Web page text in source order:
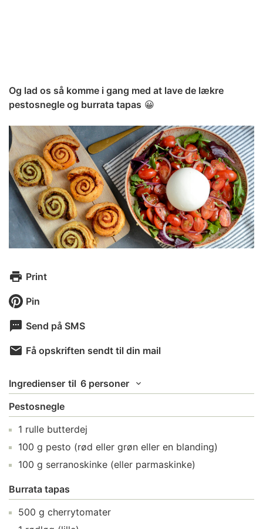
Og lad os så komme i gang med at lave de lækre
pestosnegle og burrata tapas 😀
Print
Pin
Send på SMS
Få opskriften sendt til din mail
Ingredienser til 6 personer
Pestosnegle
1 rulle butterdej
100 g pesto (rød eller grøn eller en blanding)
100 g serranoskinke (eller parmaskinke)
Burrata tapas
500 g cherrytomater